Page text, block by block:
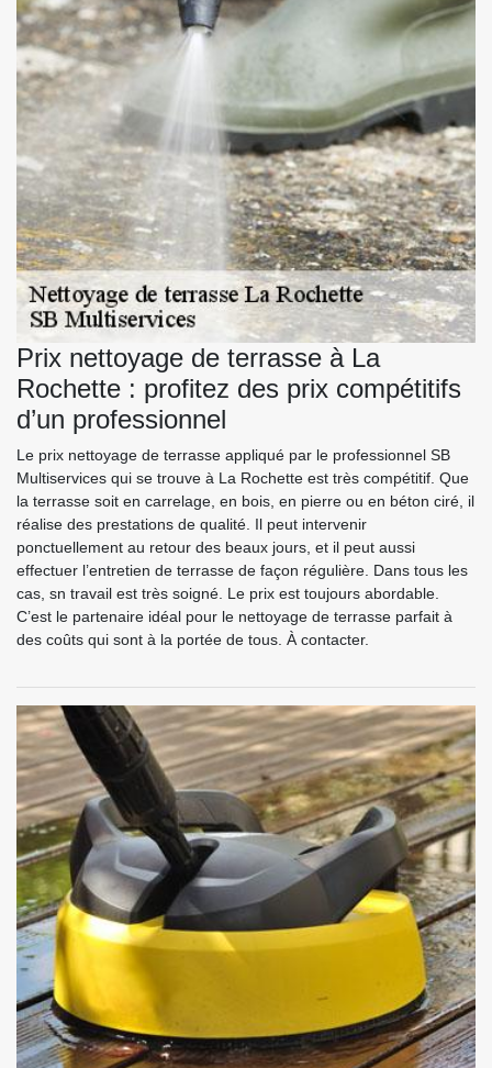
Prix nettoyage de terrasse à La
Rochette : profitez des prix compétitifs
d’un professionnel
Le prix nettoyage de terrasse appliqué par le professionnel SB
Multiservices qui se trouve à La Rochette est très compétitif. Que
la terrasse soit en carrelage, en bois, en pierre ou en béton ciré, il
réalise des prestations de qualité. Il peut intervenir
ponctuellement au retour des beaux jours, et il peut aussi
effectuer l’entretien de terrasse de façon régulière. Dans tous les
cas, sn travail est très soigné. Le prix est toujours abordable.
C’est le partenaire idéal pour le nettoyage de terrasse parfait à
des coûts qui sont à la portée de tous. À contacter.